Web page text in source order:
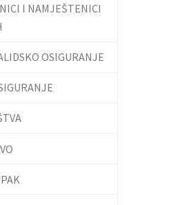
I NAMJEŠTENICI
OSIGURANJE